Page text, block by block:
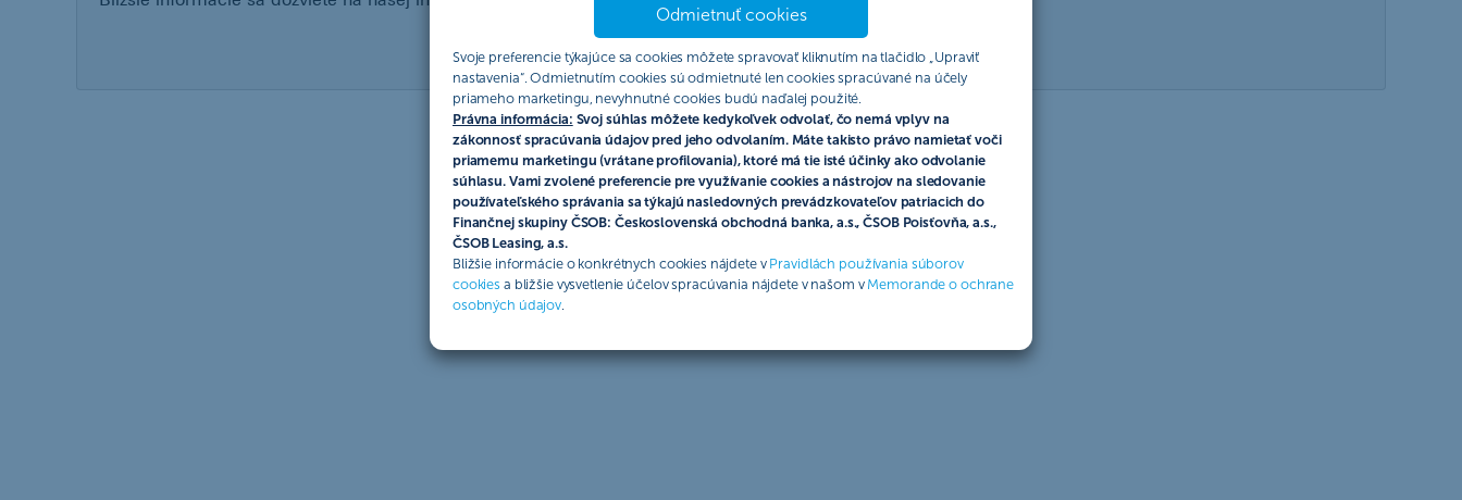
Odmietnuť cookies
Svoje preferencie týkajúce sa cookies môžete spravovať kliknutím na tlačidlo „Upraviť
nastavenia“. Odmietnutím cookies sú odmietnuté len cookies spracúvané na účely
priameho marketingu, nevyhnutné cookies budú naďalej použité.
Právna informácia: Svoj súhlas môžete kedykoľvek odvolať, čo nemá vplyv na
zákonnosť spracúvania údajov pred jeho odvolaním. Máte takisto právo namietať voči
priamemu marketingu (vrátane profilovania), ktoré má tie isté účinky ako odvolanie
súhlasu. Vami zvolené preferencie pre využívanie cookies a nástrojov na sledovanie
používateľského správania sa týkajú nasledovných prevádzkovateľov patriacich do
Finančnej skupiny ČSOB: Československá obchodná banka, a.s., ČSOB Poisťovňa, a.s.,
ČSOB Leasing, a.s.
Bližšie informácie o konkrétnych cookies nájdete v Pravidlách používania súborov
cookies a bližšie vysvetlenie účelov spracúvania nájdete v našom v Memorande o ochrane
osobných údajov.